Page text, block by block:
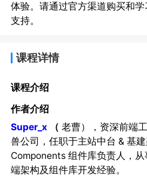
体验。请通过官方渠道购买和
支持。
课程详情
课程介绍
作者介绍
Super_x
（ 老曹），资深前端
兽公司，任职于主站中台 & 基
Components 组件库负责人，
端架构及组件库开发经验。